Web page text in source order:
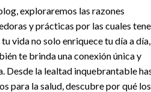
exploraremos las razones
y prácticas por las cuales
vida no solo enriquece tu día a
te brinda una conexión única y
Desde la lealtad inquebrantable
para la salud, descubre por qué los